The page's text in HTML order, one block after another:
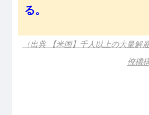
る。
（出典 【米国】千人以上の大量
僚機